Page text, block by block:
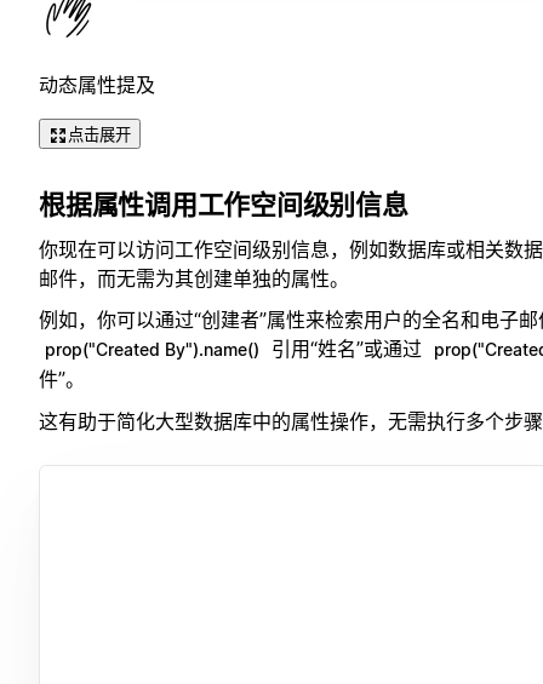
动态属性提及
点击展开
根据属性调用工作空间级别信息
你现在可以访问工作空间级别信息，例如数据库或相关数
邮件，而无需为其创建单独的属性。
例如，你可以通过“创建者”属性来检索用户的全名和电子
prop("Created By").name() 引用“姓名”或通过
件”。
这有助于简化大型数据库中的属性操作，无需执行多个步